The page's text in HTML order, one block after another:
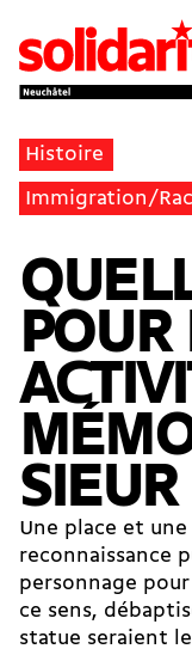
Histoire
Immigration/
POUR
Une place et
reconnaissance
personnage
ce sens,
statue seraient